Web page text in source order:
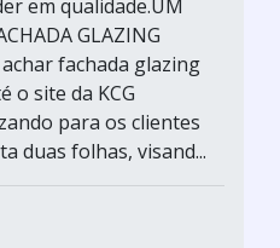
em qualidade.UM
GLAZING
achar fachada glazing
o site da KCG
para os clientes
duas folhas, visand...